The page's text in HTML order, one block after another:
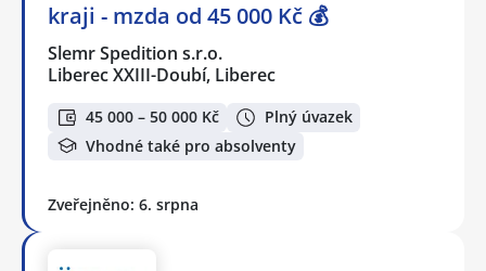
kraji - mzda od 45 000 Kč 💰
Slemr Spedition s.r.o.
Liberec XXIII-Doubí, Liberec
45 000 – 50 000 Kč
Plný úvazek
Vhodné také pro absolventy
Zveřejněno: 6. srpna